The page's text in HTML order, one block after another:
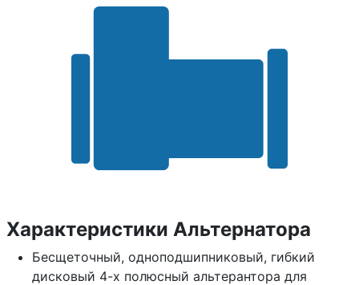
Характеристики Альтернатора
Бесщеточный, одноподшипниковый, гибкий
дисковый 4-х полюсный альтерантора для